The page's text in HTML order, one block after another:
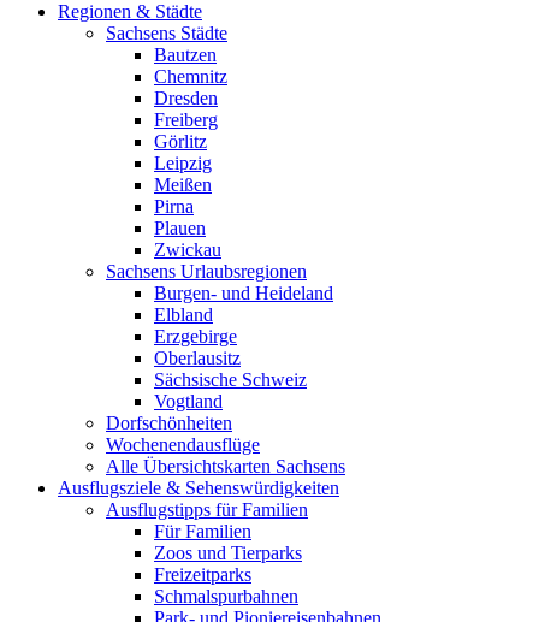
Regionen & Städte
Sachsens Städte
Bautzen
Chemnitz
Dresden
Freiberg
Görlitz
Leipzig
Meißen
Pirna
Plauen
Zwickau
Sachsens Urlaubsregionen
Burgen- und Heideland
Elbland
Erzgebirge
Oberlausitz
Sächsische Schweiz
Vogtland
Dorfschönheiten
Wochenendausflüge
Alle Übersichtskarten Sachsens
Ausflugsziele & Sehenswürdigkeiten
Ausflugstipps für Familien
Für Familien
Zoos und Tierparks
Freizeitparks
Schmalspurbahnen
Park- und Pioniereisenbahnen